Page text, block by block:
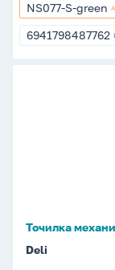
NS077-
S-
NS077-S-green
6941798487762
Точилка
Deli